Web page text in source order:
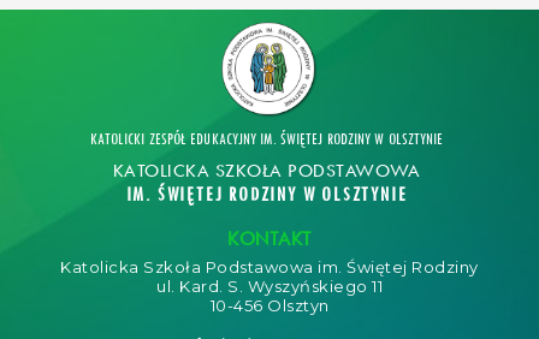
KATOLICKI ZESPÓŁ EDUKACYJNY IM. ŚWIĘTEJ RODZINY W OLSZTYNIE
KATOLICKA SZKOŁA PODSTAWOWA
IM. ŚWIĘTEJ RODZINY W OLSZTYNIE
KONTAKT
Katolicka Szkoła Podstawowa im. Świętej Rodziny
ul. Kard. S. Wyszyńskiego 11
10-456 Olsztyn